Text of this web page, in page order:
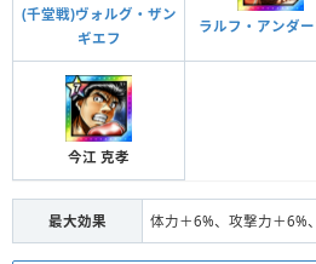
段階Ⅴ
対象 全体
効果
段階Ⅱ 対象
段階Ⅲ
条件
対象
効果 体力＋2%、気力＋2%
条件 4体の拳魂の拳魂 進化
(千堂戦)ヴォルグ・ザン
ギエフ
ラルフ・アンダ
今江 克孝
最大効果 体力＋6%、攻撃力＋6%